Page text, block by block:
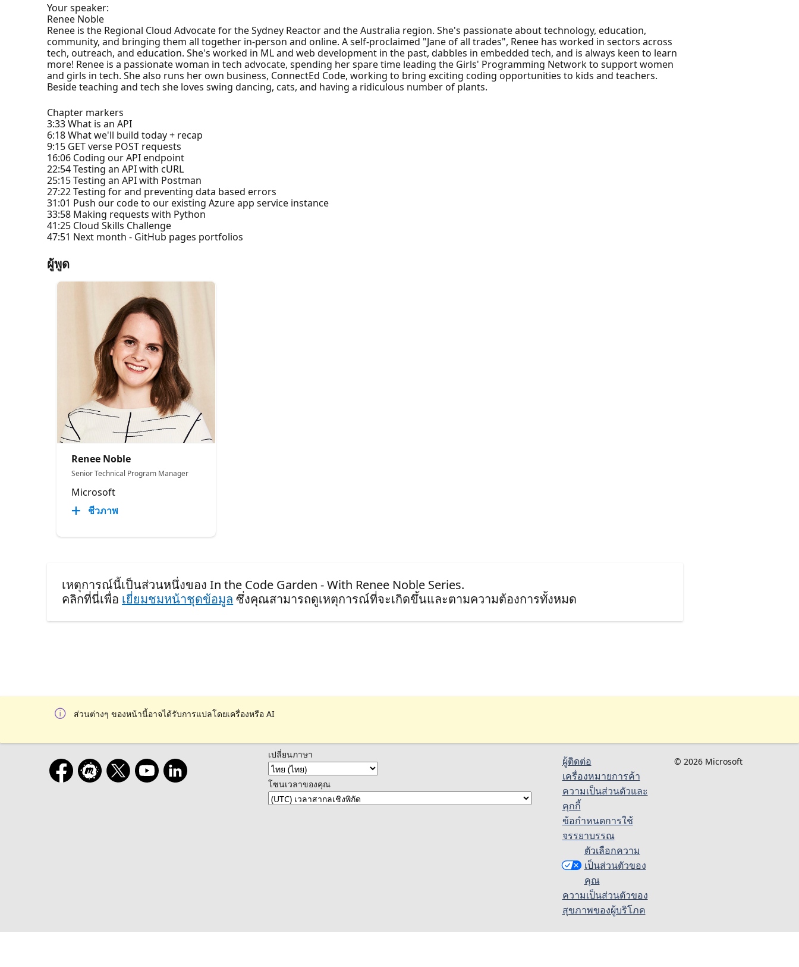
Your speaker:
Renee Noble
Renee is the Regional Cloud Advocate for the Sydney Reactor and the Australia region. She's passionate about technology, education,
community, and bringing them all together in-person and online. A self-proclaimed "Jane of all trades", Renee has worked in sectors across
tech, outreach, and education. She's worked in ML and web development in the past, dabbles in embedded tech, and is always keen to learn
more! Renee is a passionate woman in tech advocate, spending her spare time leading the Girls' Programming Network to support women
and girls in tech. She also runs her own business, ConnectEd Code, working to bring exciting coding opportunities to kids and teachers.
Beside teaching and tech she loves swing dancing, cats, and having a ridiculous number of plants.
Chapter markers
3:33 What is an API
6:18 What we'll build today + recap
9:15 GET verse POST requests
16:06 Coding our API endpoint
22:54 Testing an API with cURL
25:15 Testing an API with Postman
27:22 Testing for and preventing data based errors
31:01 Push our code to our existing Azure app service instance
33:58 Making requests with Python
41:25 Cloud Skills Challenge
47:51 Next month - GitHub pages portfolios
ผู้พูด
Renee Noble
Senior Technical Program Manager​
Microsoft
ชีวภาพ
เหตุการณ์นี้เป็นส่วนหนึ่งของ In the Code Garden - With Renee Noble Series.
คลิกที่นี่เพื่อ เยี่ยมชมหน้าชุดข้อมูล ซึ่งคุณสามารถดูเหตุการณ์ที่จะเกิดขึ้นและตามความต้องการทั้งหมด
ส่วนต่างๆ ของหน้านี้อาจได้รับการแปลโดยเครื่องหรือ AI
เปลี่ยนภาษา
โซนเวลาของคุณ
ผู้ติดต่อ
เครื่องหมายการค้า
ความเป็นส่วนตัวและ
คุกกี้
ข้อกำหนดการใช้
จรรยาบรรณ
ตัวเลือกความ
เป็นส่วนตัวของ
คุณ
ความเป็นส่วนตัวของ
สุขภาพของผู้บริโภค
© 2026 Microsoft